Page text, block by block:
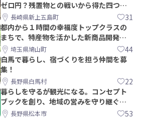
ゼロ円？残置物との戦いから得た四つの
教訓｜新上五島町
長崎県新上五島町 31
都内から１時間の幸福度トップクラスの
まちで、特産物を活かした新商品開発＆
PRメンバー募集！
埼玉県鳩山町 44
白馬で暮らし、宿づくりを担う仲間を募
集！
長野県白馬村 22
暮らしを守るが観光になる。コンセプト
ブックを創り、地域の営みを守り継ぐ仲
間を集めませんか？
長野県松本市 53